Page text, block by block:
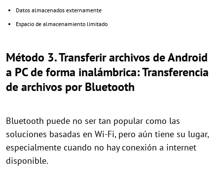
Datos almacenados externamente
Espacio de almacenamiento limitado
Método 3. Transferir archivos de Android
a PC de forma inalámbrica: Transferencia
de archivos por Bluetooth
Bluetooth puede no ser tan popular como las
soluciones basadas en Wi-Fi, pero aún tiene su lugar,
especialmente cuando no hay conexión a internet
disponible.